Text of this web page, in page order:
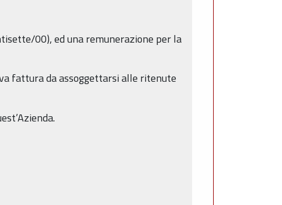
00), ed una remunerazione per la
fattura da assoggettarsi alle ritenute